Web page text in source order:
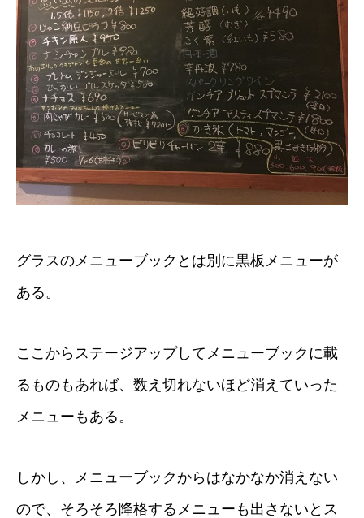
グラスのメニューブックとは別に黒板メニューが
ある。
ここからステージアップしてメニューブックに載
るものもあれば、数え切れないほど消えていった
メニューもある。
しかし、メニューブックからはなかなか消えない
ので、そろそろ降格するメニューも出さないとス